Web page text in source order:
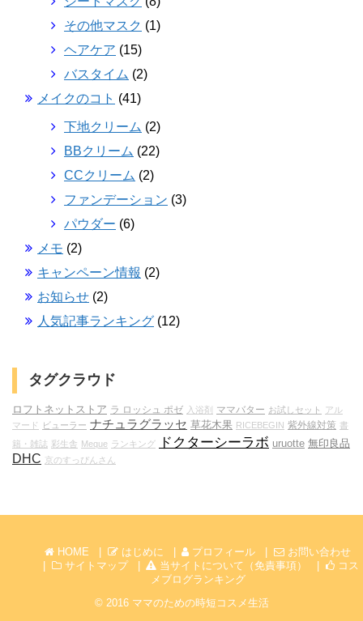
その他マスク (1)
ヘアケア (15)
バスタイム (2)
メイクのコト (41)
下地クリーム (2)
BBクリーム (22)
CCクリーム (2)
ファンデーション (3)
パウダー (6)
メモ (2)
キャンペーン情報 (2)
お知らせ (2)
人気記事ランキング (12)
タグクラウド
ロフトネットストア ラ ロッシュ ポゼ 入浴剤 ママバター お試しセット
アル
マード
ビューラー ナチュラグラッセ 草花木果 RICEBEGIN 紫外線対策 書
籍・雑誌 彩生舎 Meque ランキング ドクターシーラボ uruotte 無印良品
DHC 京のすっぴんさん
HOME はじめに プロフィール
お問い合わせ
サイトマップ
当サイトについて（免責事項）
コス
メブログランキング
© 2016 ママのための時短コスメ生活